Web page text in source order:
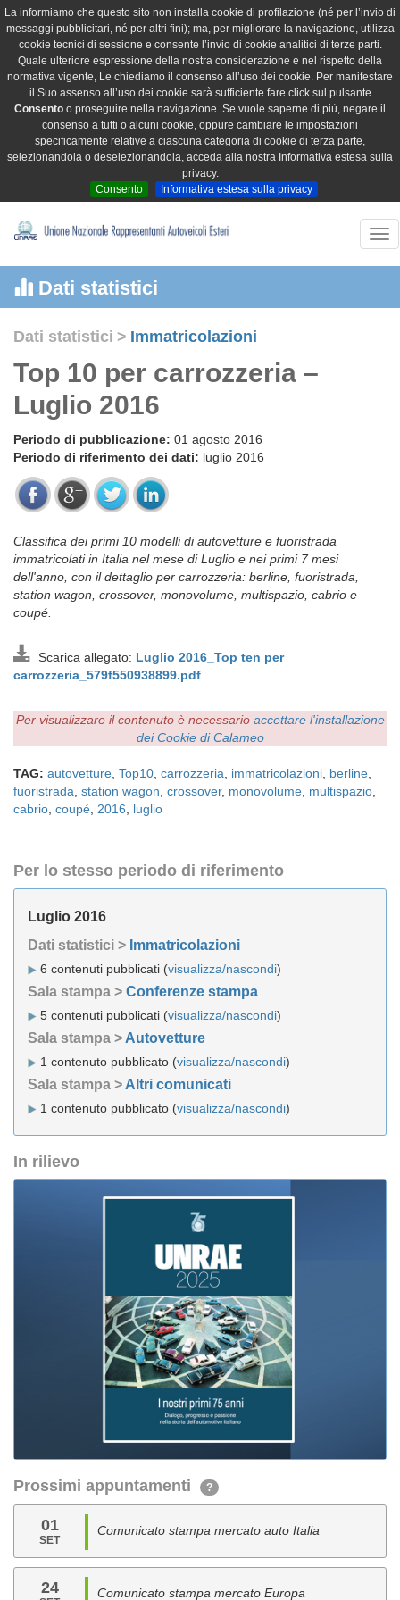
La informiamo che questo sito non installa cookie di profilazione (né per l’invio di
messaggi pubblicitari, né per altri fini); ma, per migliorare la navigazione, utilizza
cookie tecnici di sessione e consente l’invio di cookie analitici di terze parti.
Quale ulteriore espressione della nostra considerazione e nel rispetto della
normativa vigente, Le chiediamo il consenso all’uso dei cookie. Per manifestare
il Suo assenso all’uso dei cookie sarà sufficiente fare click sul pulsante
Consento o proseguire nella navigazione. Se vuole saperne di più, negare il
consenso a tutti o alcuni cookie, oppure cambiare le impostazioni
specificamente relative a ciascuna categoria di cookie di terza parte,
selezionandola o deselezionandola, acceda alla nostra Informativa estesa sulla
privacy.
Consento
Informativa estesa sulla privacy
Dati statistici
Dati statistici > Immatricolazioni
Top 10 per carrozzeria –
Luglio 2016
Periodo di pubblicazione: 01 agosto 2016
Periodo di riferimento dei dati: luglio 2016
Classifica dei primi 10 modelli di autovetture e fuoristrada
immatricolati in Italia nel mese di Luglio e nei primi 7 mesi
dell'anno, con il dettaglio per carrozzeria: berline, fuoristrada,
station wagon, crossover, monovolume, multispazio, cabrio e
coupé.
Scarica allegato: Luglio 2016_Top ten per
carrozzeria_579f550938899.pdf
Per visualizzare il contenuto è necessario accettare l'installazione
dei Cookie di Calameo
TAG: autovetture Top10 carrozzeria immatricolazioni berline
fuoristrada station wagon crossover, monovolume multispazio
cabrio coupé 2016 luglio
Per lo stesso periodo di riferimento
Luglio 2016
Dati statistici > Immatricolazioni
6 contenuti pubblicati (visualizza/nascondi)
Sala stampa > Conferenze stampa
5 contenuti pubblicati (visualizza/nascondi)
Sala stampa > Autovetture
1 contenuto pubblicato (visualizza/nascondi)
Sala stampa > Altri comunicati
1 contenuto pubblicato (visualizza/nascondi)
In rilievo
Prossimi appuntamenti ?
01
SET
Comunicato stampa mercato auto Italia
24 Comunicato stampa mercato Europa